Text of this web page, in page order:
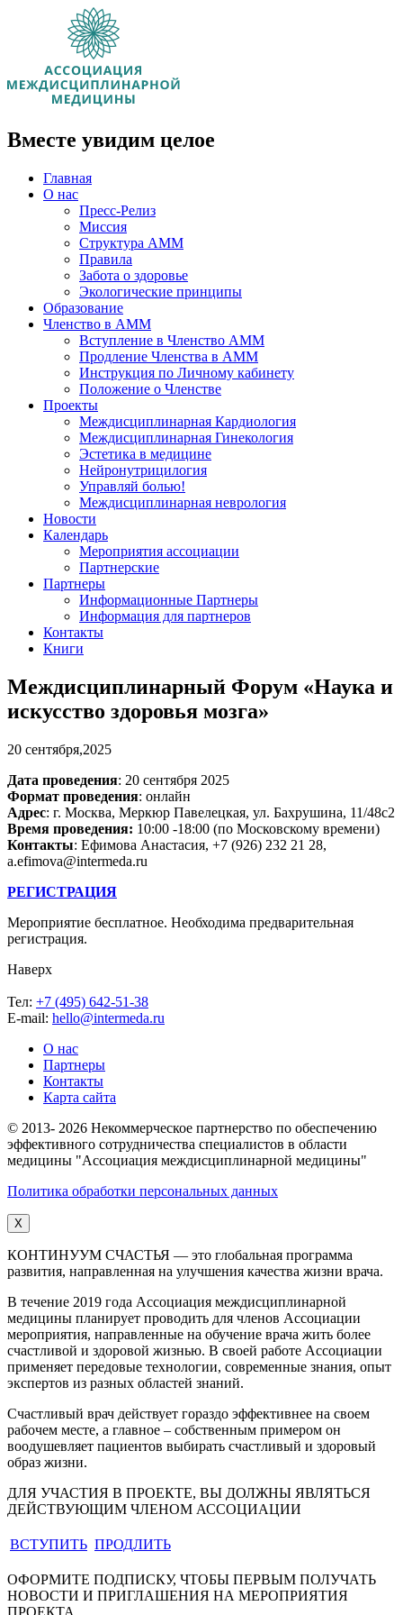
Вместе увидим целое
Главная
О нас
Пресс-Релиз
Миссия
Структура АММ
Правила
Забота о здоровье
Экологические принципы
Образование
Членство в АММ
Вступление в Членство АММ
Продление Членства в АММ
Инструкция по Личному кабинету
Положение о Членстве
Проекты
Междисциплинарная Кардиология
Междисциплинарная Гинекология
Эстетика в медицине
Нейронутрицилогия
Управляй болью!
Междисциплинарная неврология
Новости
Календарь
Мероприятия ассоциации
Партнерские
Партнеры
Информационные Партнеры
Информация для партнеров
Контакты
Книги
Междисциплинарный Форум «Наука и
искусство здоровья мозга»
20 сентября,2025
Дата проведения: 20 сентября 2025
Формат проведения: онлайн
Адрес: г. Москва, Меркюр Павелецкая, ул. Бахрушина, 11/48с2
Время проведения: 10:00 -18:00 (по Московскому времени)
Контакты: Ефимова Анастасия, +7 (926) 232 21 28,
a.efimova@intermeda.ru
РЕГИСТРАЦИЯ
Мероприятие бесплатное. Необходима предварительная
регистрация.
Наверх
Тел: +7 (495) 642-51-38
E-mail: hello@intermeda.ru
О нас
Партнеры
Контакты
Карта сайта
© 2013- 2026 Некоммерческое партнерство по обеспечению
эффективного сотрудничества специалистов в области
медицины "Ассоциация междисциплинарной медицины"
Политика обработки персональных данных
X
КОНТИНУУМ СЧАСТЬЯ — это глобальная программа
развития, направленная на улучшения качества жизни врача.
В течение 2019 года Ассоциация междисциплинарной
медицины планирует проводить для членов Ассоциации
мероприятия, направленные на обучение врача жить более
счастливой и здоровой жизнью. В своей работе Ассоциации
применяет передовые технологии, современные знания, опыт
экспертов из разных областей знаний.
Счастливый врач действует гораздо эффективнее на своем
рабочем месте, а главное – собственным примером он
воодушевляет пациентов выбирать счастливый и здоровый
образ жизни.
ДЛЯ УЧАСТИЯ В ПРОЕКТЕ, ВЫ ДОЛЖНЫ ЯВЛЯТЬСЯ
ДЕЙСТВУЮЩИМ ЧЛЕНОМ АССОЦИАЦИИ
ВСТУПИТЬ ПРОДЛИТЬ
ОФОРМИТЕ ПОДПИСКУ, ЧТОБЫ ПЕРВЫМ ПОЛУЧАТЬ
НОВОСТИ И ПРИГЛАШЕНИЯ НА МЕРОПРИЯТИЯ
ПРОЕКТА